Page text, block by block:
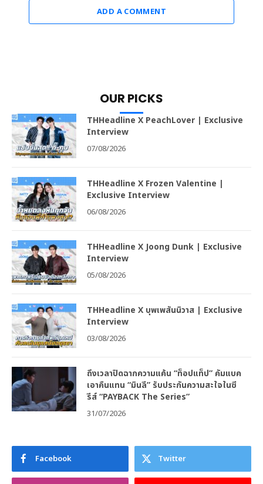
ADD A COMMENT
OUR PICKS
THHeadline X PeachLover | Exclusive
Interview
07/08/2026
THHeadline X Frozen Valentine |
Exclusive Interview
06/08/2026
THHeadline X Joong Dunk | Exclusive
Interview
05/08/2026
THHeadline X บุพเพสันนิวาส | Exclusive
Interview
03/08/2026
ถึงเวลาปิดฉากความแค้น “ท็อปแท็ป” คัมแบค
เอาคืนแทน “มินลี” รับประกันความสะใจในซี
รีส์ “PAYBACK The Series”
31/07/2026
Facebook Twitter